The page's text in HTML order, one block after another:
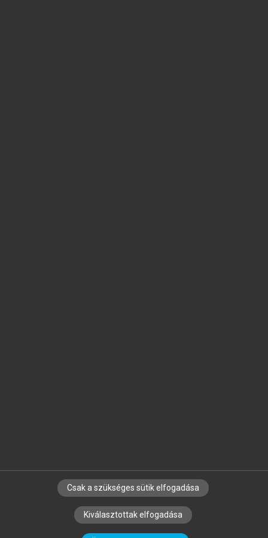
SZERZŐKNEK CÉGEKNEK KÖNYVTÁROSOKNAK
SZERKESZTÉSI ÉS LEKTORÁLÁSI ALAPELVEK
Csak a szükséges sütik elfogadása
Kiválasztottak elfogadása